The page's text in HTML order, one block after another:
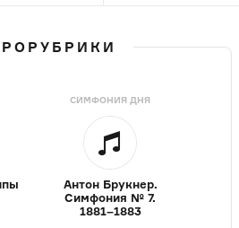
СИМФОНИЯ ДНЯ
Антон Брукнер.
Симфония № 7.
1881–1883